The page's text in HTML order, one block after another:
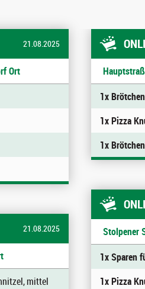
21.08.2025
Ort
21.08.2025
mittel
1x
1x Pizza
1x
Stolpener
1x Sparen
1x Pizza